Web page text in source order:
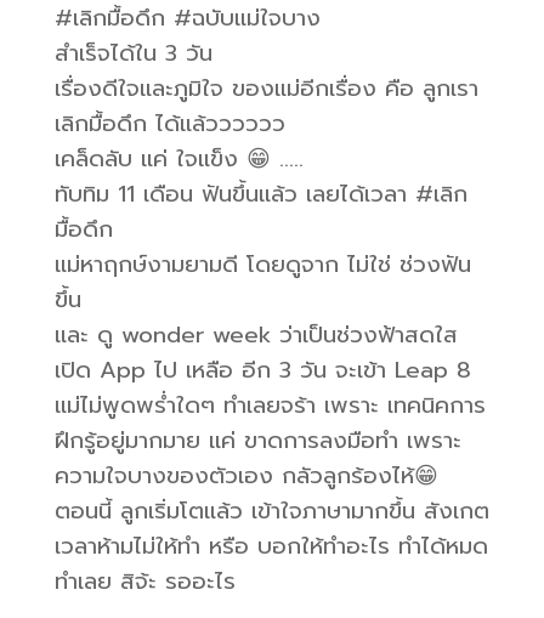
#เลิกมื้อดึก #ฉบับแม่ใจบาง
สำเร็จได้ใน 3 วัน
เรื่องดีใจและภูมิใจ ของแม่อีกเรื่อง คือ ลูกเรา
เลิกมื้อดึก ได้แล้วววววว
เคล็ดลับ แค่ ใจแข็ง 😁 …..
ทับทิม 11 เดือน ฟันขึ้นแล้ว เลยได้เวลา #เลิก
มื้อดึก
แม่หาฤกษ์งามยามดี โดยดูจาก ไม่ใช่ ช่วงฟัน
ขึ้น
และ ดู wonder week ว่าเป็นช่วงฟ้าสดใส
เปิด App ไป เหลือ อีก 3 วัน จะเข้า Leap 8
แม่ไม่พูดพร่ำใดๆ ทำเลยจร้า เพราะ เทคนิคการ
ฝึกรู้อยู่มากมาย แค่ ขาดการลงมือทำ เพราะ
ความใจบางของตัวเอง กลัวลูกร้องไห้😁
ตอนนี้ ลูกเริ่มโตแล้ว เข้าใจภาษามากขึ้น สังเกต
เวลาห้ามไม่ให้ทำ หรือ บอกให้ทำอะไร ทำได้หมด
ทำเลย สิจ้ะ รออะไร